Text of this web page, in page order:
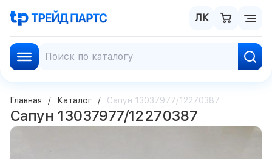
ЛК
Главная Каталог Сапун 13037977/12270387
Сапун 13037977/12270387